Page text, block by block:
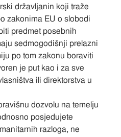
državljanin koji traže
zakonima EU o slobodi
predmet posebnih
sedmogodišnji prelazni
po tom zakonu boraviti
je put kao i za sve
ili direktorstva u
dozvolu na temelju
posjedujete
razloga, ne